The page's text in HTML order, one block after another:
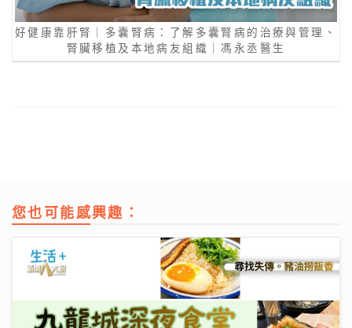
好健康靠肝腎｜多囊腎病：了解多囊腎病的治療與管理、
腎臟移植及本地病友組織｜馮永丞醫生
您也可能感興趣：